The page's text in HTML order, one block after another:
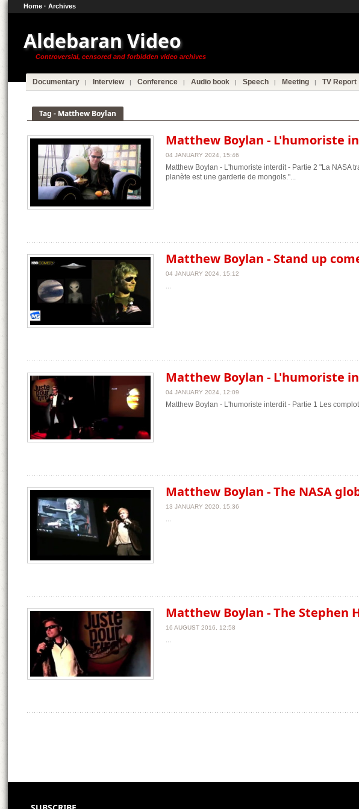
Home · Archives
Aldebaran Video
Controversial, censored and forbidden video archives
Documentary Interview Conference Audio book Speech Meeting TV Report
Tag - Matthew Boylan
Matthew Boylan - L'humoriste
04 JANUARY 2024, 15:46
Matthew Boylan - L'humoriste interdit - Partie 2 "La NASA
planète est une garderie de mongols."...
Matthew Boylan - Stand up
04 JANUARY 2024, 15:12
...
Matthew Boylan - L'humoriste
04 JANUARY 2024, 12:09
Matthew Boylan - L'humoriste interdit - Partie 1 Les
Matthew Boylan - The NASA
13 JANUARY 2020, 15:36
...
Matthew Boylan - The Stephen
16 AUGUST 2016, 12:58
...